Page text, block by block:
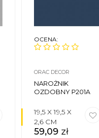
OCENA:
ORAC DECOR
NAROŻNIK
OZDOBNY P201A
19,5 X 19,5 X
2,6 CM
59,09 zł